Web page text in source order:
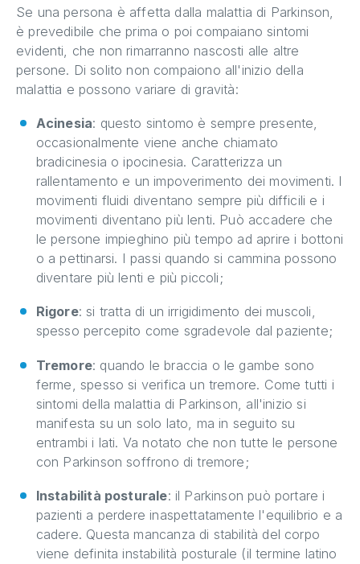
Se una persona è affetta dalla malattia di Parkinson,
è prevedibile che prima o poi compaiano sintomi
evidenti, che non rimarranno nascosti alle altre
persone. Di solito non compaiono all'inizio della
malattia e possono variare di gravità:
Acinesia: questo sintomo è sempre presente,
occasionalmente viene anche chiamato
bradicinesia o ipocinesia. Caratterizza un
rallentamento e un impoverimento dei movimenti. I
movimenti fluidi diventano sempre più difficili e i
movimenti diventano più lenti. Può accadere che
le persone impieghino più tempo ad aprire i bottoni
o a pettinarsi. I passi quando si cammina possono
diventare più lenti e più piccoli;
Rigore: si tratta di un irrigidimento dei muscoli,
spesso percepito come sgradevole dal paziente;
Tremore: quando le braccia o le gambe sono
ferme, spesso si verifica un tremore. Come tutti i
sintomi della malattia di Parkinson, all'inizio si
manifesta su un solo lato, ma in seguito su
entrambi i lati. Va notato che non tutte le persone
con Parkinson soffrono di tremore;
Instabilità posturale: il Parkinson può portare i
pazienti a perdere inaspettatamente l'equilibrio e a
cadere. Questa mancanza di stabilità del corpo
viene definita instabilità posturale (il termine latino